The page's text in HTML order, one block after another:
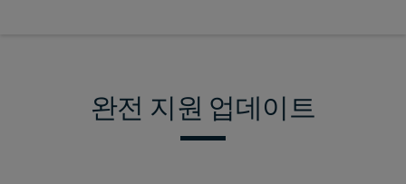
완전 지원 업데이트